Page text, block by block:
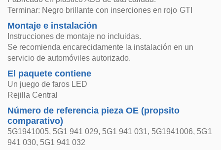
Terminar: Negro brillante con inserciones en rojo GTI
Montaje e instalación
Instrucciones de montaje no incluidas.
Se recomienda encarecidamente la instalación en un
servicio de automóviles autorizado.
El paquete contiene
Un juego de faros LED
Rejilla Central
Número de referencia pieza OE (propsito
comparativo)
5G1941005, 5G1 941 029, 5G1 941 031, 5G1941006, 5G1
941 030, 5G1 941 032